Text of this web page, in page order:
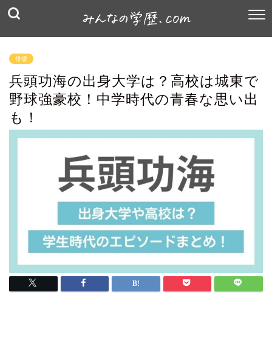
俳優
兵頭功海の出身大学は？高校は城東で
野球強豪校！中学時代の青春な思い出
も！